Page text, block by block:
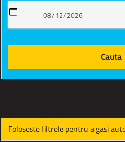
Foloseste filtrele pentru a gasi